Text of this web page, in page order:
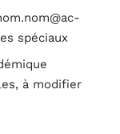
spéciaux
à modifier